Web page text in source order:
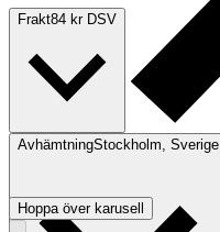
Frakt84 kr DSV
AvhämtningStockholm, Sverige
Hoppa över karusell